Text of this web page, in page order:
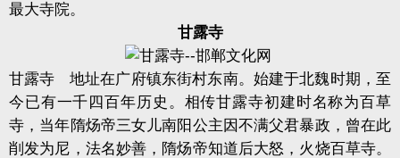
最大寺院。
甘露寺
甘露寺 地址在广府镇东街村东南。始建于北魏时期，至
今已有一千四百年历史。相传甘露寺初建时名称为百草
寺，当年隋炀帝三女儿南阳公主因不满父君暴政，曾在此
削发为尼，法名妙善，隋炀帝知道后大怒，火烧百草寺。